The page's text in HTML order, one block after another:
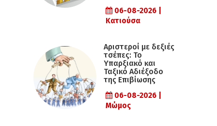
06-08-2026 |
Κατιούσα
Αριστεροί με δεξιές
τσέπες: Το
Υπαρξιακό και
Ταξικό Αδιέξοδο
της Επιβίωσης
06-08-2026 |
Μώμος